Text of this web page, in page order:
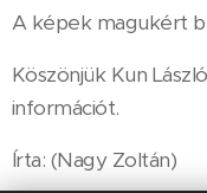
A képek magukért
Köszönjük Kun
információt.
Írta: (Nagy Zoltán)